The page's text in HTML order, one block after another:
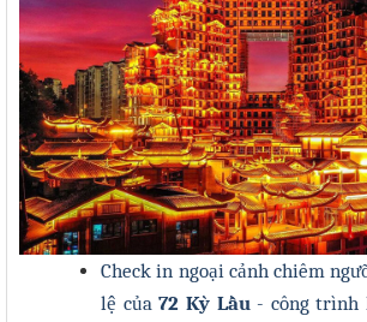
Check in ngoại cảnh chiêm
lệ của72 Kỳ Lầu - công trình